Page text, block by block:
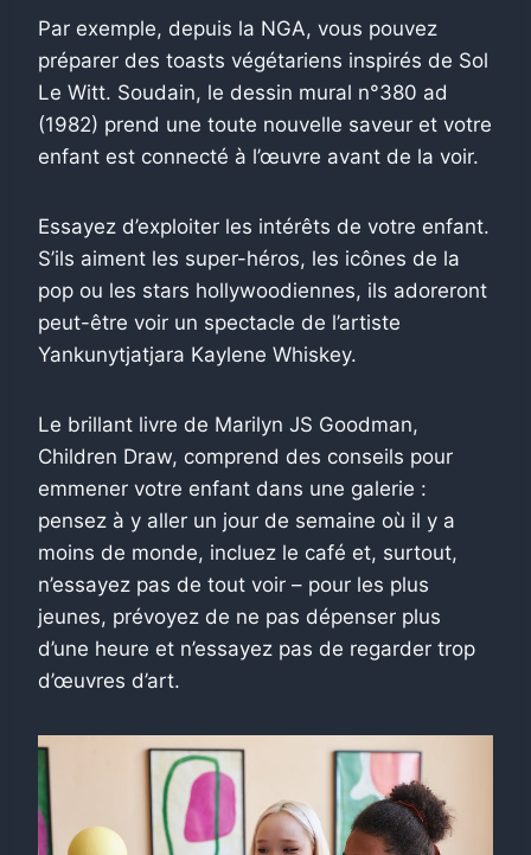
Par exemple, depuis la NGA, vous pouvez
préparer des toasts végétariens inspirés de Sol
Le Witt. Soudain, le dessin mural n°380 ad
(1982) prend une toute nouvelle saveur et votre
enfant est connecté à l’œuvre avant de la voir.
Essayez d’exploiter les intérêts de votre enfant.
S’ils aiment les super-héros, les icônes de la
pop ou les stars hollywoodiennes, ils adoreront
peut-être voir un spectacle de l’artiste
Yankunytjatjara Kaylene Whiskey.
Le brillant livre de Marilyn JS Goodman,
Children Draw, comprend des conseils pour
emmener votre enfant dans une galerie :
pensez à y aller un jour de semaine où il y a
moins de monde, incluez le café et, surtout,
n’essayez pas de tout voir – pour les plus
jeunes, prévoyez de ne pas dépenser plus
d’une heure et n’essayez pas de regarder trop
d’œuvres d’art.